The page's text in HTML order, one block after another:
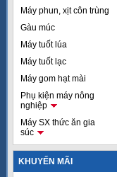
Máy phun, xịt côn trùng
Gàu múc
Máy tuốt lúa
Máy tuốt lạc
Máy gom hạt mài
Phụ kiện máy nông
nghiệp
Máy SX thức ăn gia
súc
KHUYẾN MÃI